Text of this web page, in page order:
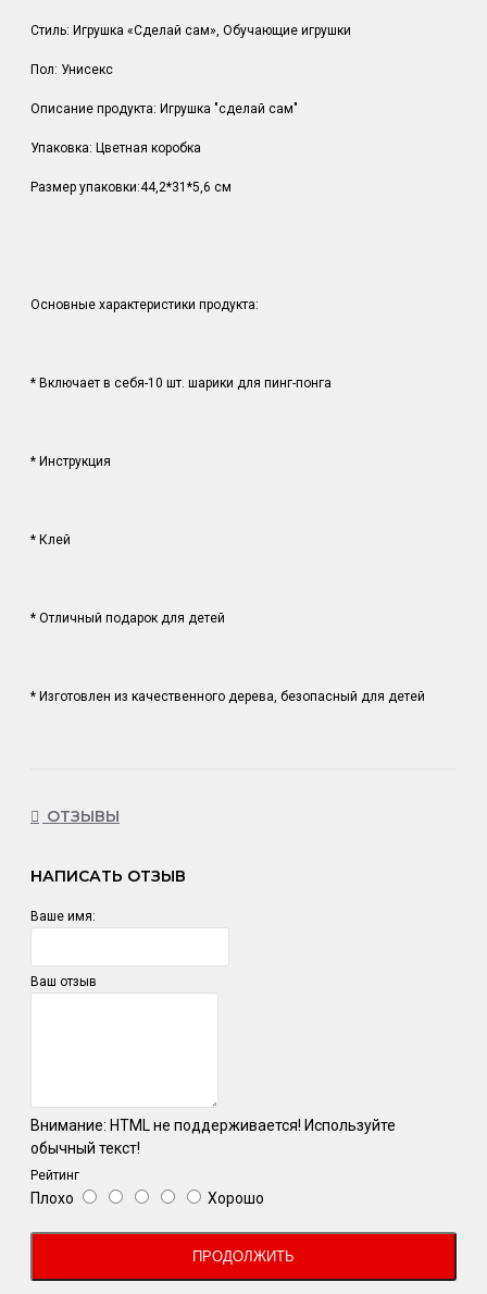
Стиль: Игрушка «Сделай сам», Обучающие игрушки
Пол: Унисекс
Описание продукта: Игрушка "сделай сам"
Упаковка: Цветная коробка
Размер упаковки:44,2*31*5,6 см
Основные характеристики продукта:
* Включает в себя-10 шт. шарики для пинг-понга
* Инструкция
* Клей
* Отличный подарок для детей
* Изготовлен из качественного дерева, безопасный для детей
ОТЗЫВЫ
НАПИСАТЬ ОТЗЫВ
Ваше имя:
Ваш отзыв
Внимание: HTML не поддерживается! Используйте
обычный текст!
Рейтинг
Плохо Хорошо
ПРОДОЛЖИТЬ